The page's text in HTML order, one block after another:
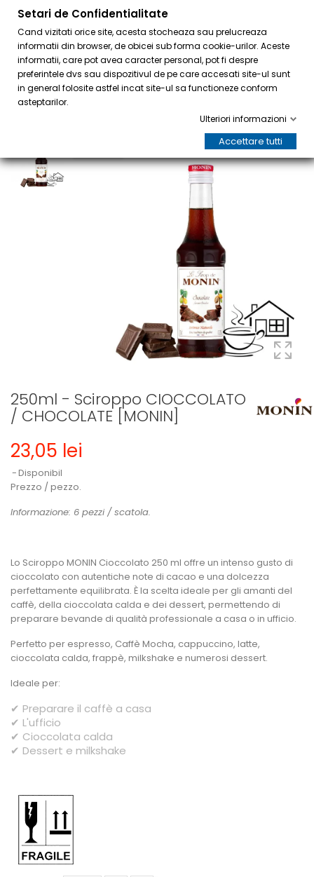
250ml - Sciroppo CIOCCOLATO
/ CHOCOLATE [MONIN]
23,05 lei
Disponibil
Prezzo / pezzo.
Informazione: 6 pezzi / scatola.
Lo Sciroppo MONIN Cioccolato 250 ml offre un intenso gusto di
cioccolato con autentiche note di cacao e una dolcezza
perfettamente equilibrata. È la scelta ideale per gli amanti del
caffè, della cioccolata calda e dei dessert, permettendo di
preparare bevande di qualità professionale a casa o in ufficio.
Perfetto per espresso, Caffè Mocha, cappuccino, latte,
cioccolata calda, frappè, milkshake e numerosi dessert.
Ideale per:
✔ Preparare il caffè a casa
✔ L'ufficio
✔ Cioccolata calda
✔ Dessert e milkshake
Setari de Confidentialitate
Cand vizitati orice site, acesta stocheaza sau prelucreaza
informatii din browser, de obicei sub forma cookie-urilor. Aceste
informatii, care pot avea caracter personal, pot fi despre
preferintele dvs sau dispozitivul de pe care accesati site-ul sunt
in general folosite astfel incat site-ul sa functioneze conform
asteptarilor.
Ulteriori informazioni
Accettare tutti